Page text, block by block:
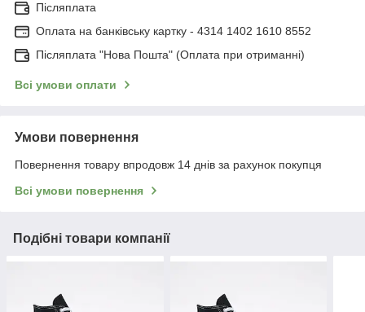
Післяплата
Оплата на банківську картку - 4314 1402 1610 8552
Післяплата "Нова Пошта" (Оплата при отриманні)
Всі умови оплати
Умови повернення
Повернення товару впродовж 14 днів за рахунок покупця
Всі умови повернення
Подібні товари компанії